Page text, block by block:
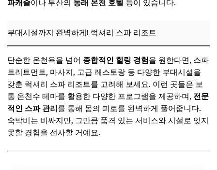
파캐슬이나 부산의 동래 온천 호텔 등이 있습니다.
부대시설까지 완벽하게! 럭셔리 스파 리조트
단순한 온천욕을 넘어 종합적인 힐링 경험 을 원한다면, 스파
트리트먼트, 마사지, 고급 레스토랑 등 다양한 부대시설을
갖춘 럭셔리 스파 리조트를 고려해 보세요. 이런 곳들은 보
통 온천수 테마를 활용한 다양한 프로그램을 제공하며, 전문
적인 스파 관리 를 통해 몸의 피로를 완벽하게 풀어줍니다.
숙박비는 비싸지만, 그만큼 품격 있는 서비스와 시설로 잊지
못할 경험을 선사할 거예요.